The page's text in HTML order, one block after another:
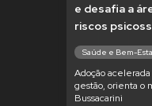
e desafia a
riscos
Saúde e Bem-
Adoção
gestão, orienta o
Bussacarini